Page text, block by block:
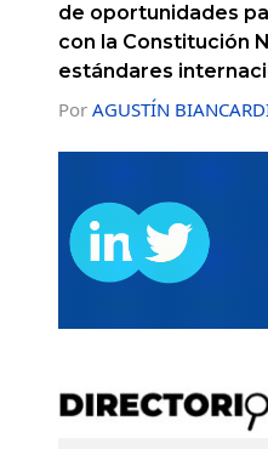
de oportunidades
con la Constitución
estándares
Por AGUSTÍN